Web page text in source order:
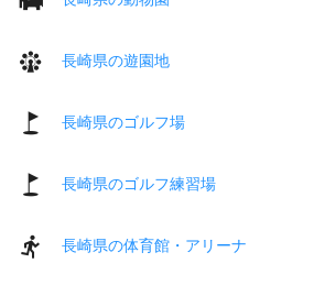
長崎県の遊園地
長崎県のゴルフ場
長崎県のゴルフ練習場
長崎県の体育館・アリーナ